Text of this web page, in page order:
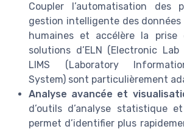
Coupler l’automatisation des
gestion intelligente des
humaines et accélère la prise
solutions d’ELN (Electronic
LIMS (Laboratory
System) sont particulièrement
Analyse avancée et
d’outils d’analyse statistique
permet d’identifier plus